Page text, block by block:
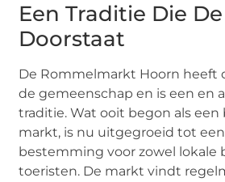
Een Traditie Die
Doorstaat
De Rommelmarkt Hoorn heeft
de gemeenschap en is een en
traditie. Wat ooit begon als een
markt, is nu uitgegroeid tot
bestemming voor zowel lokale
toeristen. De markt vindt